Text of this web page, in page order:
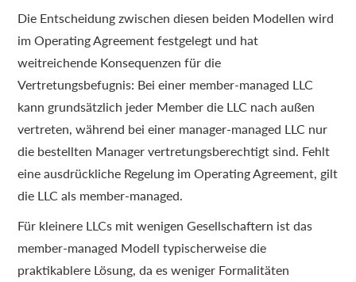
Die Entscheidung zwischen diesen beiden Modellen wird
im Operating Agreement festgelegt und hat
weitreichende Konsequenzen für die
Vertretungsbefugnis: Bei einer member-managed LLC
kann grundsätzlich jeder Member die LLC nach außen
vertreten, während bei einer manager-managed LLC nur
die bestellten Manager vertretungsberechtigt sind. Fehlt
eine ausdrückliche Regelung im Operating Agreement, gilt
die LLC als member-managed.
Für kleinere LLCs mit wenigen Gesellschaftern ist das
member-managed Modell typischerweise die
praktikablere Lösung, da es weniger Formalitäten